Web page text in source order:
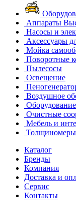
Аппараты
Насосы и
Аксессуары
Мойка
Поворотные
Пылесосы
Освещение
Воздушное
Очистные
Мебель и
Толщиномеры
Каталог
Бренды
Компания
Доставка и
Сервис
Контакты